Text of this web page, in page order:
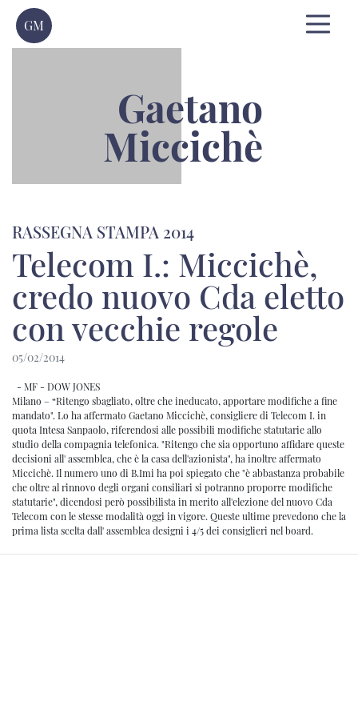
GM
Gaetano
Miccichè
RASSEGNA STAMPA 2014
Telecom I.: Miccichè,
credo nuovo Cda eletto
con vecchie regole
05/02/2014
- MF - DOW JONES
Milano – “Ritengo sbagliato, oltre che ineducato, apportare modifiche a fine
mandato". Lo ha affermato Gaetano Miccichè, consigliere di Telecom I. in
quota Intesa Sanpaolo, riferendosi alle possibili modifiche statutarie allo
studio della compagnia telefonica. "Ritengo che sia opportuno affidare queste
decisioni all' assemblea, che è la casa dell'azionista", ha inoltre affermato
Miccichè. Il numero uno di B.Imi ha poi spiegato che "è abbastanza probabile
che oltre al rinnovo degli organi consiliari si potranno proporre modifiche
statutarie", dicendosi però possibilista in merito all'elezione del nuovo Cda
Telecom con le stesse modalità oggi in vigore. Queste ultime prevedono che la
prima lista scelta dall' assemblea designi i 4/5 dei consiglieri nel board.